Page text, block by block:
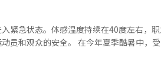
道经人工智能（AI）系统翻译与编辑。
造船、汽车等主力产业的AI基础制造流程
石化产业将在第四季度推出包括AI流程
航行及环保、高附加值船舶技术的开发。
紧急状态。体感温度持续在40度左右，
，受到直接影响的项目是职业棒
召开紧急工作会议，决定取消原定于5日